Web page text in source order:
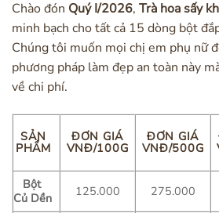
Chào đón Quý I/2026, Trà hoa sấy
minh bạch cho tất cả 15 dòng bột
Chúng tôi muốn mọi chị em phụ nữ
phương pháp làm đẹp an toàn này
về chi phí.
SẢN
PHẨM
ĐƠN GIÁ
VNĐ/100G
ĐƠN GIÁ
VNĐ/500G
Bột
Củ Dền
125.000 275.000